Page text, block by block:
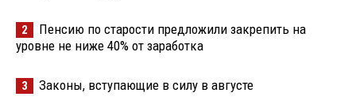
2
Пенсию по старости предложили закрепить на
уровне не ниже 40% от заработка
3 Законы, вступающие в силу в августе